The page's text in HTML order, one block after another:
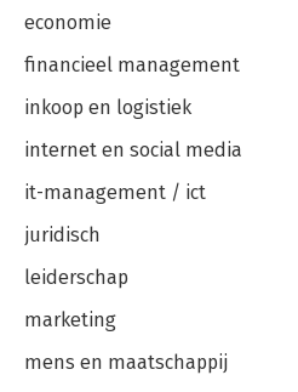
economie
financieel management
inkoop en logistiek
internet en social media
it-management / ict
juridisch
leiderschap
marketing
mens en maatschappij